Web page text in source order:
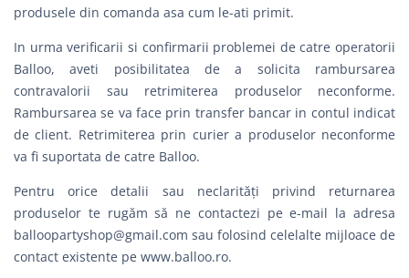
produsele din comanda asa cum le-ati primit.
In urma verificarii si confirmarii problemei de catre operatorii
Balloo, aveti posibilitatea de a solicita rambursarea
contravalorii sau retrimiterea produselor neconforme.
Rambursarea se va face prin transfer bancar in contul indicat
de client. Retrimiterea prin curier a produselor neconforme
va fi suportata de catre Balloo.
Pentru orice detalii sau neclarităţi privind returnarea
produselor te rugăm să ne contactezi pe e-mail la adresa
balloopartyshop@gmail.com sau folosind celelalte mijloace de
contact existente pe www.balloo.ro.